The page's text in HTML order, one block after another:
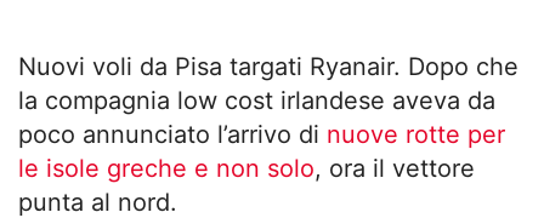
Nuovi voli da Pisa targati Ryanair. Dopo che
la compagnia low cost irlandese aveva da
poco annunciato l’arrivo di nuove rotte per
le isole greche e non solo, ora il vettore
punta al nord.